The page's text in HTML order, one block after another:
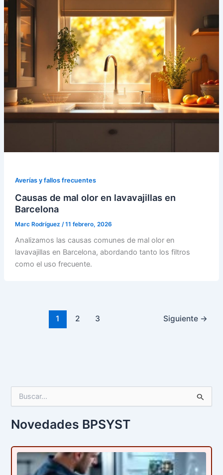
Averías y fallos frecuentes
Causas de mal olor en lavavajillas en
Barcelona
Marc Rodríguez /11 febrero, 2026
Analizamos las causas comunes de mal olor en
lavavajillas en Barcelona, abordando tanto los filtros
como el uso frecuente.
1 2 3 Siguiente →
c
a
p
Novedades BPSYST